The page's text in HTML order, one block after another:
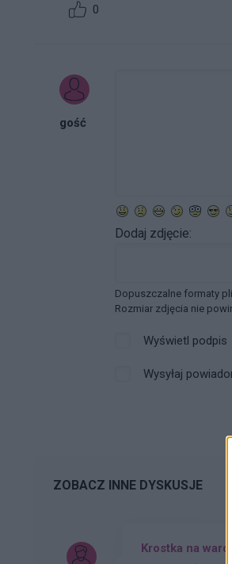
0
gość
Dodaj zdjęcie:
Dopuszczalne formaty
Rozmiar zdjęcia nie
Wyświetl podpis
Wysyłaj
ZOBACZ INNE DYSKUSJE
Krostka na